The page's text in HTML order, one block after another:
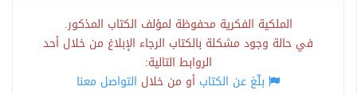
الملكية الفكرية محفوظة لمؤلف الكتاب المذكور.
في حالة وجود مشكلة بالكتاب الرجاء الإبلاغ من خلال أحد
الروابط التالية:
بلّغ عن الكتاب أو من خلال التواصل معنا